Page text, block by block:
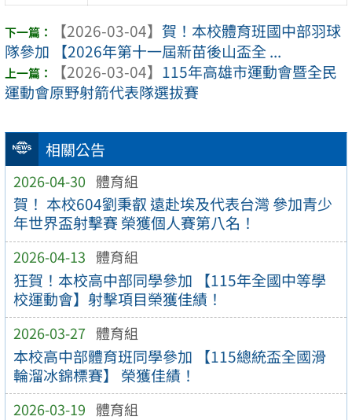
相關公告
2026-04-30 體育組
賀！ 本校604劉秉叡 遠赴埃及代表台灣 參加青少
年世界盃射擊賽 榮獲個人賽第八名！
2026-04-13 體育組
狂賀！本校高中部同學參加 【115年全國中等學
校運動會】射擊項目榮獲佳績！
2026-03-27 體育組
本校高中部體育班同學參加 【115總統盃全國滑
輪溜冰錦標賽】 榮獲佳績！
2026-03-19 體育組
【2026-03-04】 賀！本校體育班國中部羽球
隊參加 【2026年第十一屆新苗後山盃全 ...
【2026-03-04】 115年高雄市運動會暨全民
運動會原野射箭代表隊選拔賽